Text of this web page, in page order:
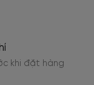
khi đặt hàng